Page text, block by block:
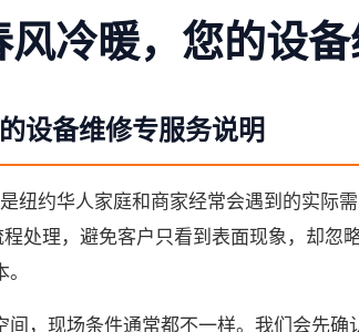
冷暖，您的设
设备维修专服务说明
纽约华人家庭和商家经常会遇到的实际
处理，避免客户只看到表面现象，却忽
，现场条件通常都不一样。我们会先确